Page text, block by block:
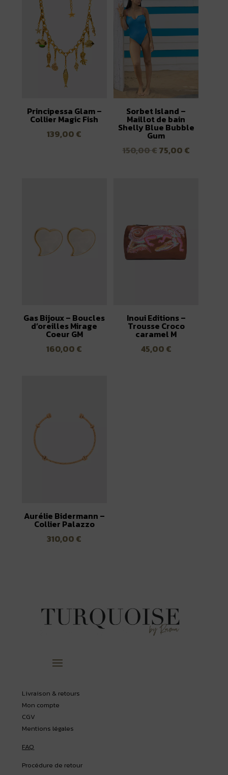
Principessa Glam –
Collier Magic Fish
139,00 €
Sorbet Island –
Maillot de bain
Shelly Blue Bubble
Gum
150,00€ Le
75,00 €Le
Gas Bijoux – Boucles
d’oreilles Mirage
Coeur GM
160,00 €
Inoui Editions –
Trousse Croco
caramel M
45,00 €
Aurélie Bidermann –
Collier Palazzo
310,00 €
Livraison & retours
Mon compte
CGV
Mentions légales
FAQ
Procédure de retour